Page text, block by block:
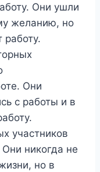
Они ушли
желанию, но
Они
с работы и в
участников
никогда не
но в